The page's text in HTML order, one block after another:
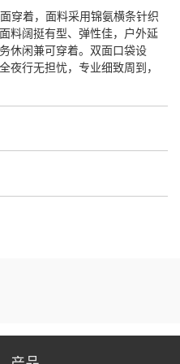
穿着，面料采用锦氨横条针织
料阔挺有型、弹性佳，户外延
休闲兼可穿着。双面口袋设
夜行无担忧，专业细致周到，